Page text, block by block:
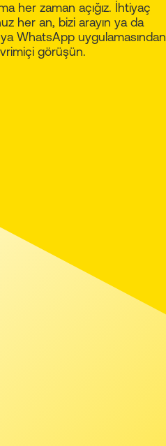
her zaman açığız. İhtiyaç
her an, bizi arayın ya da
WhatsApp uygulamasından
görüşün.